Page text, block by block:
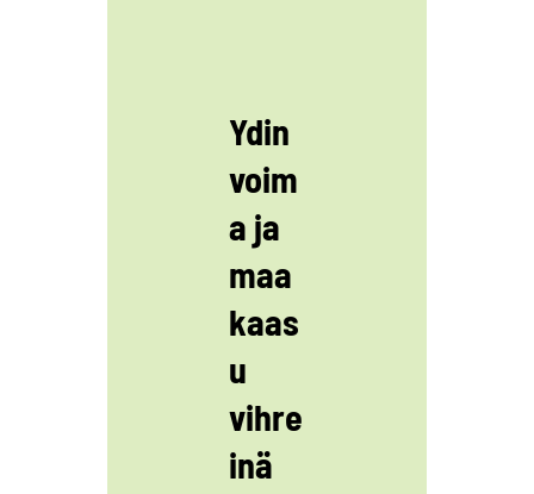
Ydin
voim
a ja
maa
kaas
u
vihre
inä